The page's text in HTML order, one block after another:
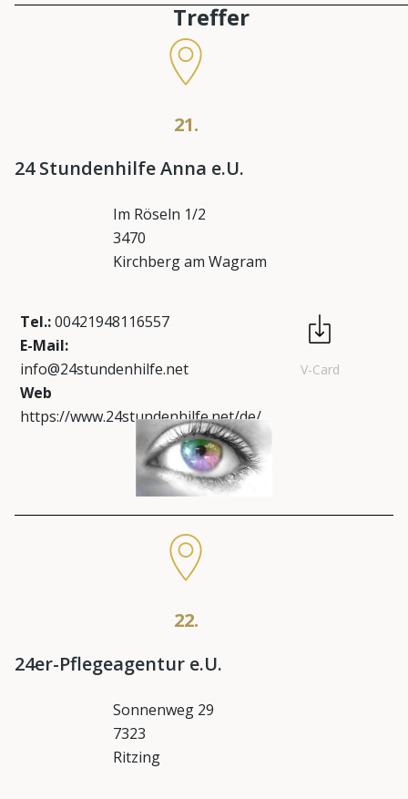
Treffer
21.
24 Stundenhilfe Anna e.U.
Im Röseln 1/2
3470
Kirchberg am Wagram
Tel.:00421948116557
E-Mail:
info@24stundenhilfe.net
Web
https://www.24stundenhilfe.net/de/
V-Card
22.
24er-Pflegeagentur e.U.
Sonnenweg 29
7323
Ritzing